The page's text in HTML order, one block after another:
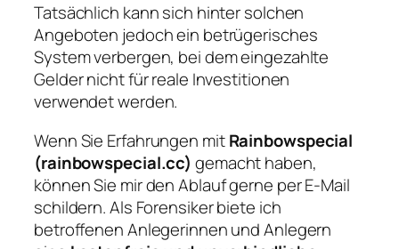
Tatsächlich kann sich hinter solchen
Angeboten jedoch ein betrügerisches
System verbergen, bei dem eingezahlte
Gelder nicht für reale Investitionen
verwendet werden.
Wenn Sie Erfahrungen mitRainbowspecial
(rainbowspecial.cc) gemacht haben,
können Sie mir den Ablauf gerne per E-Mail
schildern. Als Forensiker biete ich
betroffenen Anlegerinnen und Anlegern